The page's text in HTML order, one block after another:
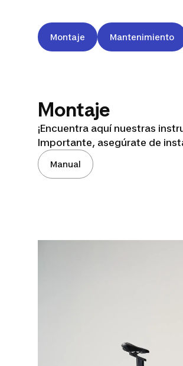
Montaje Mantenimiento
Montaje
¡Encuentra aquí nuestras
Importante, asegúrate de
Manual
DOMYOS
EB520 B
(2024)